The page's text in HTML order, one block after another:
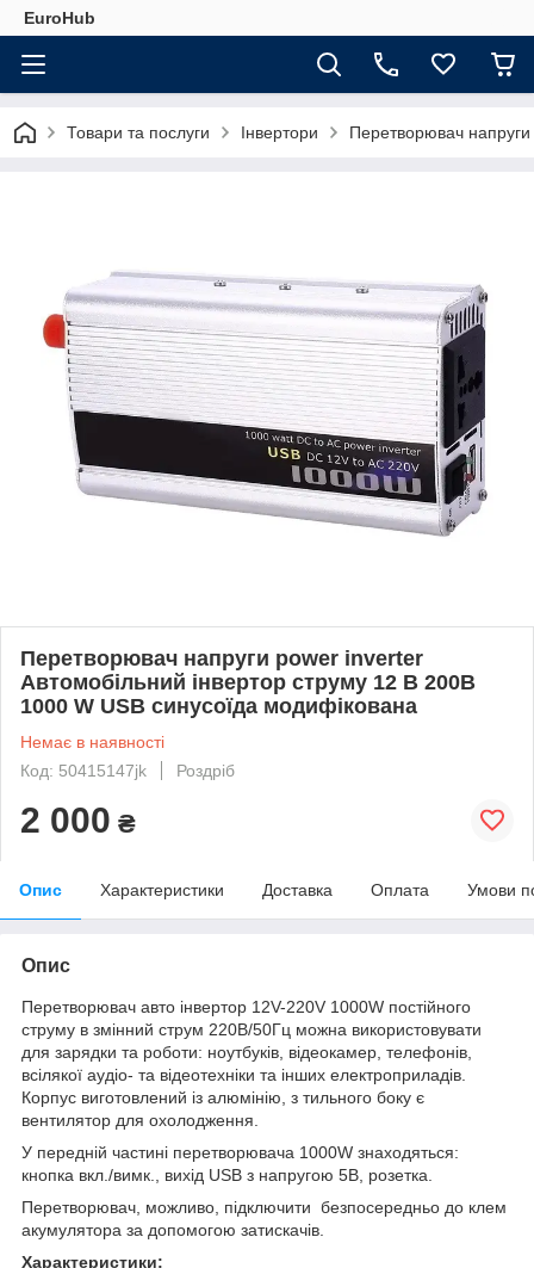
EuroHub
Товари та послуги Інвертори Перетворювач
Перетворювач напруги power inverter
Автомобільний інвертор струму 12 В 200В
1000 W USB синусоїда модифікована
Немає в наявності
Код: 50415147jk
Роздріб
2 000 ₴
Опис Характеристики Доставка Оплата Умови
Опис
Перетворювач авто інвертор 12V-220V 1000W постійного
струму в змінний струм 220В/50Гц можна використовувати
для зарядки та роботи: ноутбуків, відеокамер, телефонів,
всілякої аудіо- та відеотехніки та інших електроприладів.
Корпус виготовлений із алюмінію, з тильного боку є
вентилятор для охолодження.
У передній частині перетворювача 1000W знаходяться:
кнопка вкл./вимк., вихід USB з напругою 5В, розетка.
Перетворювач, можливо, підключити безпосередньо до клем
акумулятора за допомогою затискачів.
Характеристики: